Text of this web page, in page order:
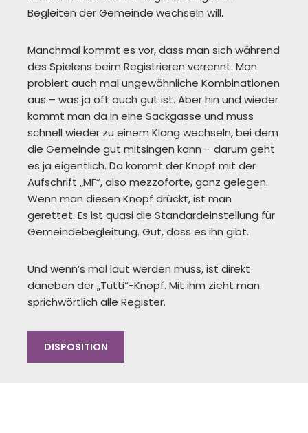
Begleiten der Gemeinde wechseln will.
Manchmal kommt es vor, dass man sich während
des Spielens beim Registrieren verrennt. Man
probiert auch mal ungewöhnliche Kombinationen
aus – was ja oft auch gut ist. Aber hin und wieder
kommt man da in eine Sackgasse und muss
schnell wieder zu einem Klang wechseln, bei dem
die Gemeinde gut mitsingen kann – darum geht
es ja eigentlich. Da kommt der Knopf mit der
Aufschrift „MF“, also mezzoforte, ganz gelegen.
Wenn man diesen Knopf drückt, ist man
gerettet. Es ist quasi die Standardeinstellung für
Gemeindebegleitung. Gut, dass es ihn gibt.
Und wenn’s mal laut werden muss, ist direkt
daneben der „Tutti“-Knopf. Mit ihm zieht man
sprichwörtlich alle Register.
DISPOSITION